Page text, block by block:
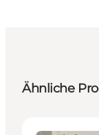
Ähnliche